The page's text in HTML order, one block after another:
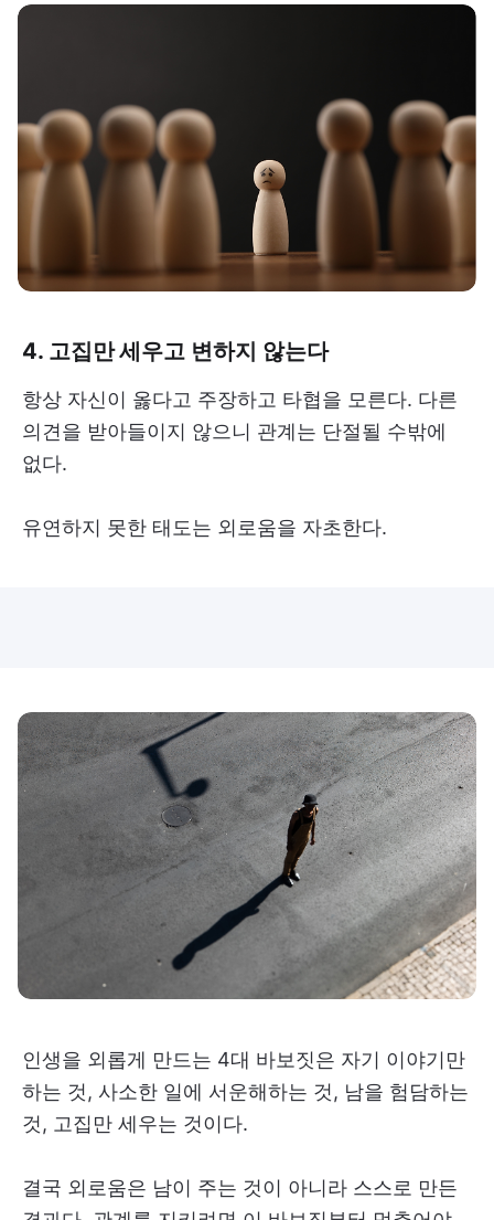
4. 고집만 세우고 변하지 않는다
항상 자신이 옳다고 주장하고 타협을 모른다. 다른
의견을 받아들이지 않으니 관계는 단절될 수밖에
없다.
유연하지 못한 태도는 외로움을 자초한다.
인생을 외롭게 만드는 4대 바보짓은 자기 이야기만
하는 것, 사소한 일에 서운해하는 것, 남을 험담하는
것, 고집만 세우는 것이다.
결국 외로움은 남이 주는 것이 아니라 스스로 만든